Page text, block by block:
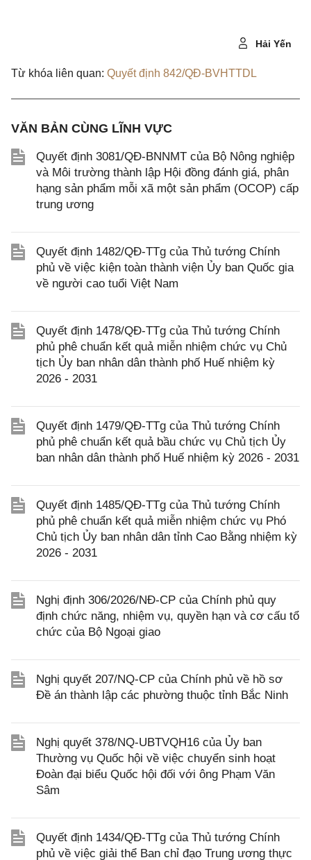
Hải Yến
Từ khóa liên quan: Quyết định 842/QĐ-BVHTTDL
VĂN BẢN CÙNG LĨNH VỰC
Quyết định 3081/QĐ-BNNMT của Bộ Nông nghiệp
và Môi trường thành lập Hội đồng đánh giá, phân
hạng sản phẩm mỗi xã một sản phẩm (OCOP) cấp
trung ương
Quyết định 1482/QĐ-TTg của Thủ tướng Chính
phủ về việc kiện toàn thành viện Ủy ban Quốc gia
về người cao tuổi Việt Nam
Quyết định 1478/QĐ-TTg của Thủ tướng Chính
phủ phê chuẩn kết quả miễn nhiệm chức vụ Chủ
tịch Ủy ban nhân dân thành phố Huế nhiệm kỳ
2026 - 2031
Quyết định 1479/QĐ-TTg của Thủ tướng Chính
phủ phê chuẩn kết quả bầu chức vụ Chủ tịch Ủy
ban nhân dân thành phố Huế nhiệm kỳ 2026 - 2031
Quyết định 1485/QĐ-TTg của Thủ tướng Chính
phủ phê chuẩn kết quả miễn nhiệm chức vụ Phó
Chủ tịch Ủy ban nhân dân tỉnh Cao Bằng nhiệm kỳ
2026 - 2031
Nghị định 306/2026/NĐ-CP của Chính phủ quy
định chức năng, nhiệm vụ, quyền hạn và cơ cấu tổ
chức của Bộ Ngoại giao
Nghị quyết 207/NQ-CP của Chính phủ về hồ sơ
Đề án thành lập các phường thuộc tỉnh Bắc Ninh
Nghị quyết 378/NQ-UBTVQH16 của Ủy ban
Thường vụ Quốc hội về việc chuyển sinh hoạt
Đoàn đại biểu Quốc hội đối với ông Phạm Văn
Sâm
Quyết định 1434/QĐ-TTg của Thủ tướng Chính
phủ về việc giải thể Ban chỉ đạo Trung ương thực